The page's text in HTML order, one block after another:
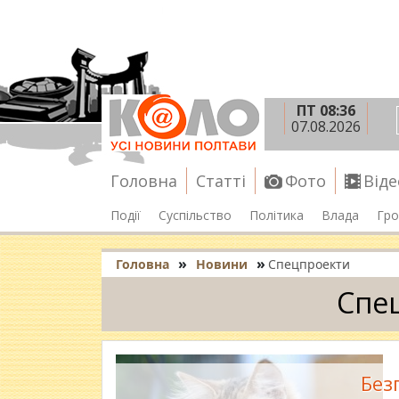
ПТ 08:36
07.08.2026
Головна Статті Фото
Події Суспільство Політика Влада
Головна » Новини » Спецпроекти